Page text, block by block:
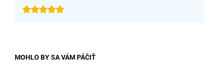
MOHLO BY SA VÁM PÁČIŤ